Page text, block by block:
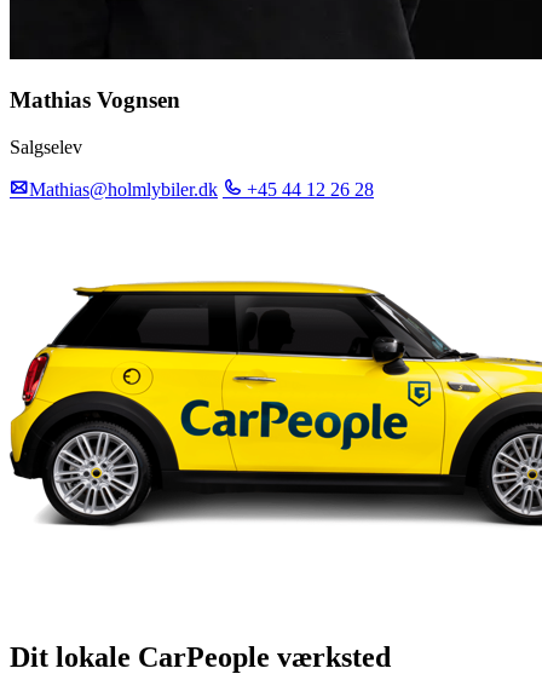
Mathias Vognsen
Salgselev
Mathias@holmlybiler.dk +45 44 12 26 28
Dit lokale CarPeople værksted